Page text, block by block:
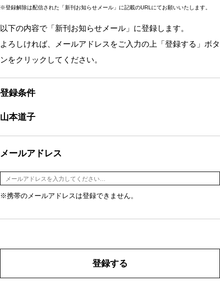
※登録解除は配信された「新刊お知らせメール」に記載のURLにてお願いいたします。
以下の内容で「新刊お知らせメール」に登録します。
よろしければ、メールアドレスをご入力の上「登録する」ボタ
ンをクリックしてください。
登録条件
山本道子
メールアドレス
※携帯のメールアドレスは登録できません。
登録する